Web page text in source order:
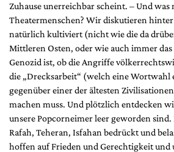
Zuhause unerreichbar scheint. – Und
Theatermenschen? Wir diskutieren
natürlich kultiviert (nicht wie die da
Mittleren Osten, oder wie auch immer
Genozid ist, ob die Angriffe
die „Drecksarbeit“ (welch eine Wortwahl
gegenüber einer der ältesten
machen muss. Und plötzlich entdecken
unsere Popcorneimer leer geworden sind.
Rafah, Teheran, Isfahan bedrückt und
hoffen auf Frieden und Gerechtigkeit und